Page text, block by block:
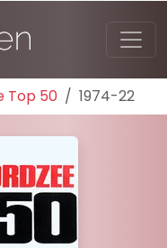
Top 50 1974-22